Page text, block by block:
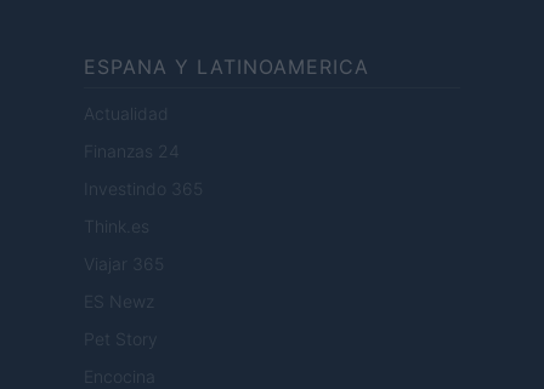
ESPANA Y LATINOAMERICA
Actualidad
Finanzas 24
Investindo 365
Think.es
Viajar 365
ES Newz
Pet Story
Encocina